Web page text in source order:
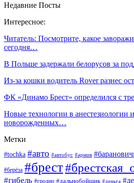
Недавние Посты
Интересное:
Читатель: Посмотрите, какое
сегодня…
В Польше задержали белорусов за
Из-за кошки водитель Rover разнес
ФК «Динамо Брест» определился с
Новые технологии в анестезиологии
новорожденных…
Метки
#tochka #авто #автобус #армия
#берёза #брест
#гибель #гродно #дальнобойщик #деньга